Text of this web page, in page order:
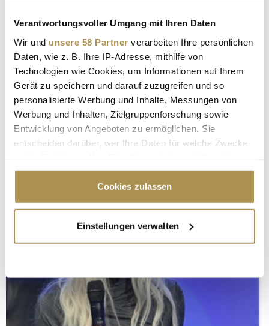
Verantwortungsvoller Umgang mit Ihren Daten
Wir und unsere 58 Partner verarbeiten Ihre persönlichen
Daten, wie z. B. Ihre IP-Adresse, mithilfe von
Technologien wie Cookies, um Informationen auf Ihrem
Gerät zu speichern und darauf zuzugreifen und so
personalisierte Werbung und Inhalte, Messungen von
Werbung und Inhalten, Zielgruppenforschung sowie
Entwicklung von Angeboten zu ermöglichen. Sie
entscheiden darüber, wer Ihre Daten für welche Zwecke
Cookie-Erklärung oder durch Klicken auf das Privacy
Trigger Symbol ändern oder widerrufen
Informationen über Ihre geografische Lage
erfassen, welche bis auf einige Meter genau sein
bestimmten Merkmalen (Fingerprinting) identifizieren
Erfahren Sie mehr darüber, wie Ihre persönlichen Daten
verarbeitet werden, und legen Sie Ihre Präferenzen im
Cookies zulassen
Einstellungen verwalten